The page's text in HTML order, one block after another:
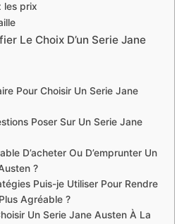
les prix
Le Choix D’un Serie Jane
Pour Choisir Un Serie Jane
Poser Sur Un Serie Jane
D’acheter Ou D’emprunter Un
?
Puis-je Utiliser Pour Rendre
Agréable ?
Un Serie Jane Austen À La